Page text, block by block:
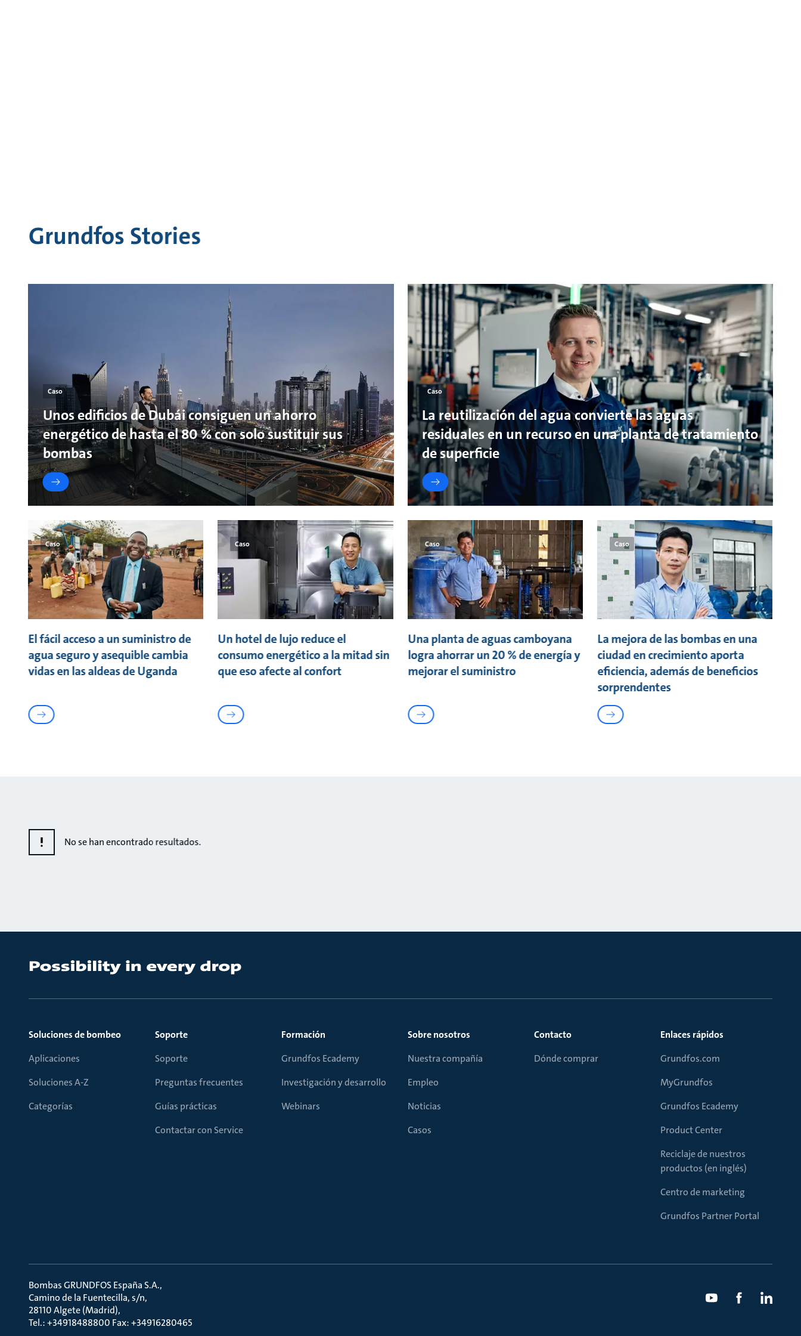
Grundfos Stories
Caso
Unos edificios de Dubái consiguen un ahorro
energético de hasta el 80 % con solo sustituir sus
bombas
Caso
La reutilización del agua convierte las aguas
residuales en un recurso en una planta de tratamiento
de superficie
Caso
El fácil acceso a un suministro de
agua seguro y asequible cambia
vidas en las aldeas de Uganda
Caso
Un hotel de lujo reduce el
consumo energético a la mitad sin
que eso afecte al confort
Caso
Una planta de aguas camboyana
logra ahorrar un 20 % de energía y
mejorar el suministro
Caso
La mejora de las bombas en una
ciudad en crecimiento aporta
eficiencia, además de beneficios
sorprendentes
No se han encontrado resultados.
Soluciones de bombeo
Aplicaciones
Soluciones A-Z
Categorías
Soporte
Soporte
Preguntas frecuentes
Guías prácticas
Contactar con Service
Formación
Grundfos Ecademy
Investigación y desarrollo
Webinars
Sobre nosotros
Nuestra compañía
Empleo
Noticias
Casos
Contacto
Dónde comprar
Enlaces rápidos
Grundfos.com
MyGrundfos
Grundfos Ecademy
Product Center
Reciclaje de nuestros
productos (en inglés)
Centro de marketing
Grundfos Partner Portal
Bombas GRUNDFOS España S.A.
Camino de la Fuentecilla, s/n
28110 Algete (Madrid)
Tel.: +34918488800 Fax: +34916280465